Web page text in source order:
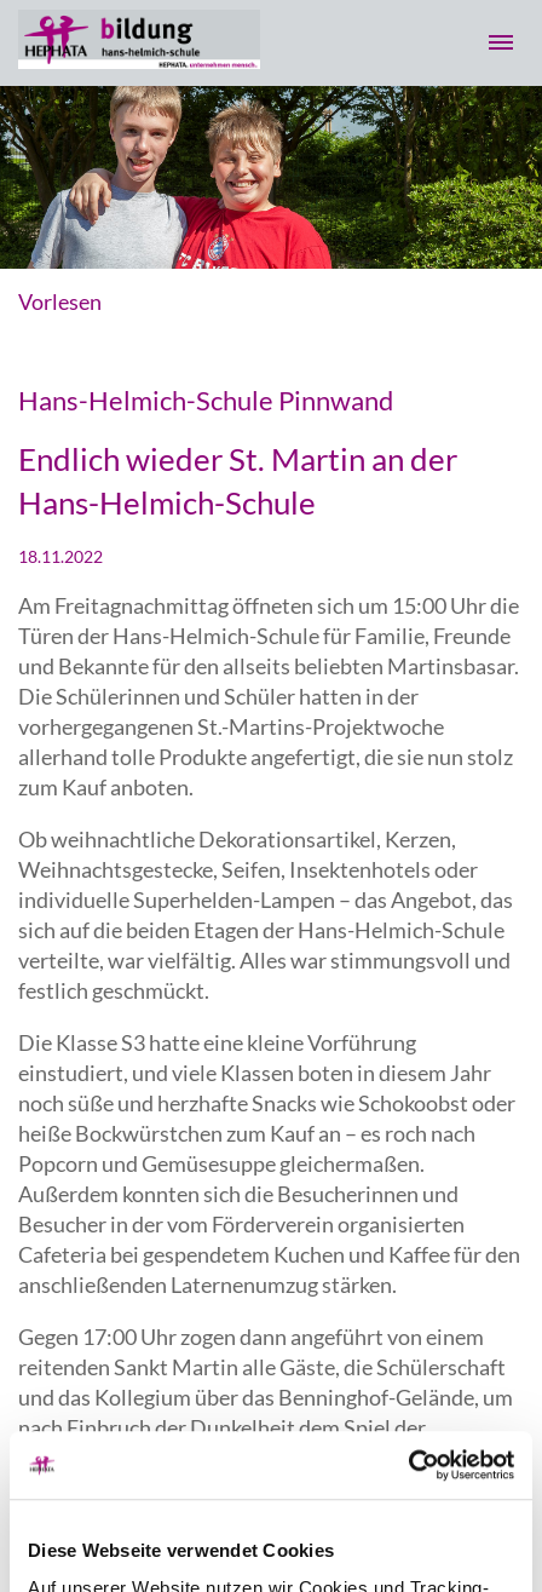
Diese Webseite verwendet Cookies
Vorlesen
Hans-Helmich-Schule Pinnwand
Endlich wieder St. Martin an der
Hans-Helmich-Schule
18.11.2022
Am Freitagnachmittag öffneten sich um 15:00 Uhr die
Türen der Hans-Helmich-Schule für Familie, Freunde
und Bekannte für den allseits beliebten Martinsbasar.
Die Schülerinnen und Schüler hatten in der
vorhergegangenen St.-Martins-Projektwoche
allerhand tolle Produkte angefertigt, die sie nun stolz
zum Kauf anboten.
Ob weihnachtliche Dekorationsartikel, Kerzen,
Weihnachtsgestecke, Seifen, Insektenhotels oder
individuelle Superhelden-Lampen – das Angebot, das
sich auf die beiden Etagen der Hans-Helmich-Schule
verteilte, war vielfältig. Alles war stimmungsvoll und
festlich geschmückt.
Die Klasse S3 hatte eine kleine Vorführung
einstudiert, und viele Klassen boten in diesem Jahr
noch süße und herzhafte Snacks wie Schokoobst oder
heiße Bockwürstchen zum Kauf an – es roch nach
Popcorn und Gemüsesuppe gleichermaßen.
Außerdem konnten sich die Besucherinnen und
Besucher in der vom Förderverein organisierten
Cafeteria bei gespendetem Kuchen und Kaffee für den
anschließenden Laternenumzug stärken.
Gegen 17:00 Uhr zogen dann angeführt von einem
reitenden Sankt Martin alle Gäste, die Schülerschaft
und das Kollegium über das Benninghof-Gelände, um
nach Einbruch der Dunkelheit dem Spiel der
Martinsgeschichte im Schein des Feuers und dem
Licht der selbstgebastelten Laternen zu folgen.
Dutzend MusikerInnen des Mettmanner
Stadtorchesters.